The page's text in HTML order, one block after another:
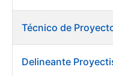
Técnico de